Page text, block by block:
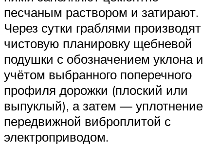
песчаным раствором и затирают.
Через сутки граблями производят
чистовую планировку щебневой
подушки с обозначением уклона и
учётом выбранного поперечного
профиля дорожки (плоский или
выпуклый), а затем — уплотнение
передвижной виброплитой с
электроприводом.